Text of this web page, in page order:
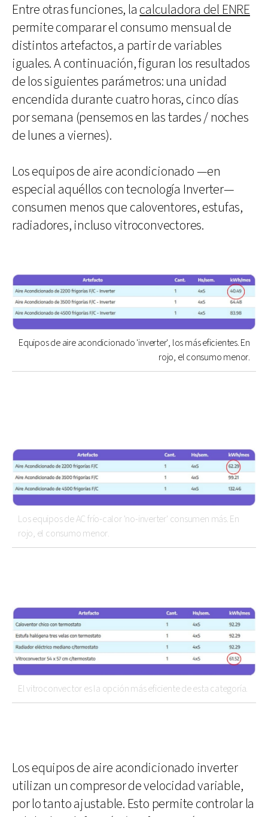
Entre otras funciones, la calculadora del ENRE
permite comparar el consumo mensual de
distintos artefactos, a partir de variables
iguales. A continuación, figuran los resultados
de los siguientes parámetros: una unidad
encendida durante cuatro horas, cinco días
por semana (pensemos en las tardes / noches
de lunes a viernes).
Los equipos de aire acondicionado —en
especial aquéllos con tecnología Inverter—
consumen menos que caloventores, estufas,
radiadores, incluso vitroconvectores.
Equipos de aire acondicionado 'inverter', los más eficientes. En
rojo, el consumo menor.
Los equipos de AC frío-calor 'no-inverter' consumen más. En
rojo, el consumo menor.
El vitroconvector es la opción más eficiente de esta categoría.
Los equipos de aire acondicionado inverter
utilizan un compresor de velocidad variable,
por lo tanto ajustable. Esto permite controlar la